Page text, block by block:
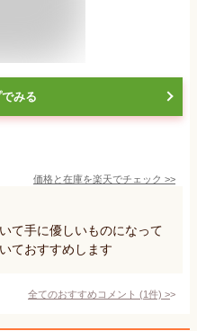
みる
価格と在庫を楽天でチェック >>
て手に優しいものになって
ておすすめします
全てのおすすめコメント (1件) >